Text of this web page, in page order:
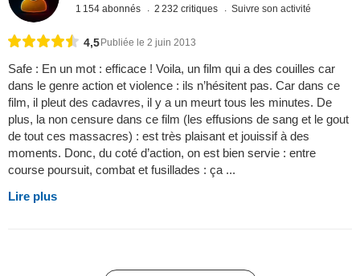
1 154 abonnés 2 232 critiques Suivre son activité
4,5 Publiée le 2 juin 2013
Safe : En un mot : efficace ! Voila, un film qui a des couilles car
dans le genre action et violence : ils n’hésitent pas. Car dans ce
film, il pleut des cadavres, il y a un meurt tous les minutes. De
plus, la non censure dans ce film (les effusions de sang et le gout
de tout ces massacres) : est très plaisant et jouissif à des
moments. Donc, du coté d’action, on est bien servie : entre
course poursuit, combat et fusillades : ça ...
Lire plus